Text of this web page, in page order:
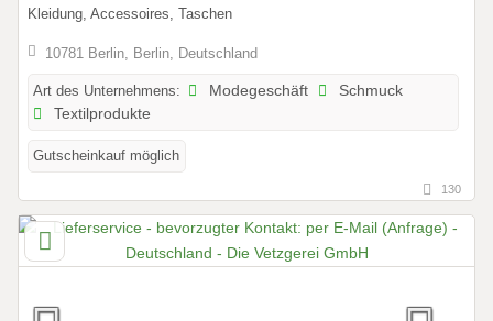
Kleidung, Accessoires, Taschen
10781 Berlin, Berlin, Deutschland
Art des Unternehmens: Modegeschäft
Schmuck
Textilprodukte
Gutscheinkauf möglich
130